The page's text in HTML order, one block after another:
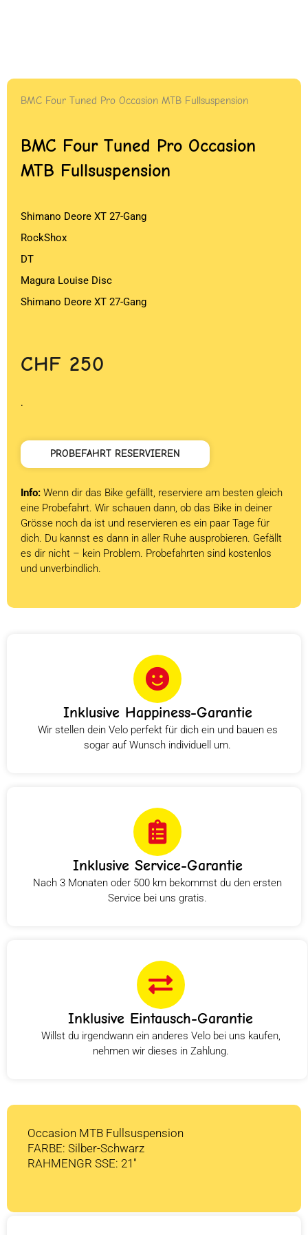
BMC Four Tuned Pro Occasion MTB Fullsuspension
BMC Four Tuned Pro Occasion
MTB Fullsuspension
Shimano Deore XT 27-Gang
RockShox
DT
Magura Louise Disc
Shimano Deore XT 27-Gang
CHF 250
.
PROBEFAHRT RESERVIEREN
Info: Wenn dir das Bike gefällt, reserviere am besten gleich
eine Probefahrt. Wir schauen dann, ob das Bike in deiner
Grösse noch da ist und reservieren es ein paar Tage für
dich. Du kannst es dann in aller Ruhe ausprobieren. Gefällt
es dir nicht – kein Problem. Probefahrten sind kostenlos
und unverbindlich.
Inklusive Happiness-Garantie
Wir stellen dein Velo perfekt für dich ein und bauen es
sogar auf Wunsch individuell um.
Inklusive Service-Garantie
Nach 3 Monaten oder 500 km bekommst du den ersten
Service bei uns gratis.
Inklusive Eintausch-Garantie
Willst du irgendwann ein anderes Velo bei uns kaufen,
nehmen wir dieses in Zahlung.
Occasion MTB Fullsuspension
FARBE: Silber-Schwarz
RAHMENGR SSE: 21″